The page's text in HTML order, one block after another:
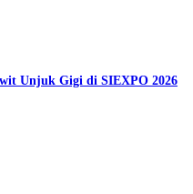
Unjuk Gigi di SIEXPO 2026